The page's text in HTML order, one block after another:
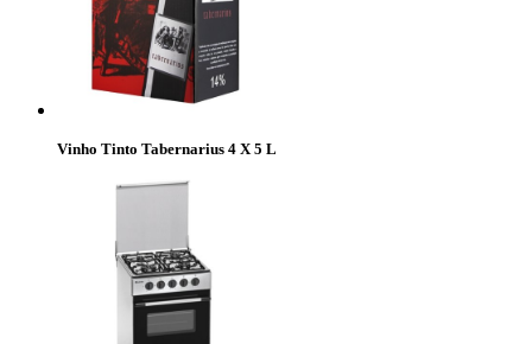
Vinho Tinto Tabernarius 4 X 5 L